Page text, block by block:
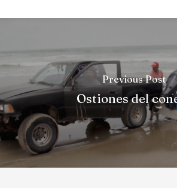
Previous Post
Ostiones del